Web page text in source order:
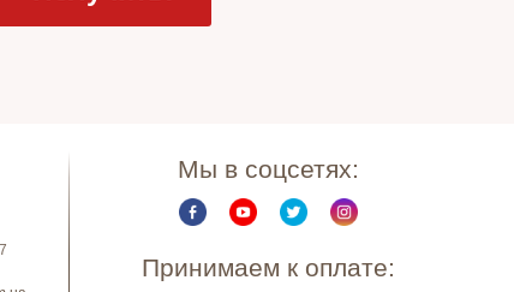
Мы в соцсетях:
Принимаем к оплате: